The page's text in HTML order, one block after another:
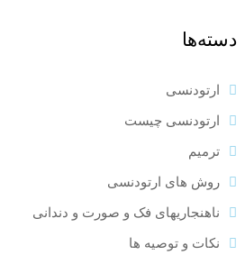
دسته‌ها
ارتودنسی
ارتودنسی چیست
ترمیم
روش های ارتودنسی
ناهنجاریهای فک و صورت و دندانی
نکات و توصیه ها